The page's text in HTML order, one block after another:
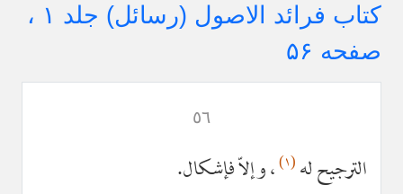
کتاب فرائد الاصول (رسائل) جلد ۱ ،
صفحه ۵۶
٥٦
الترجيح له(١) ، وإلاّ فإشكال.